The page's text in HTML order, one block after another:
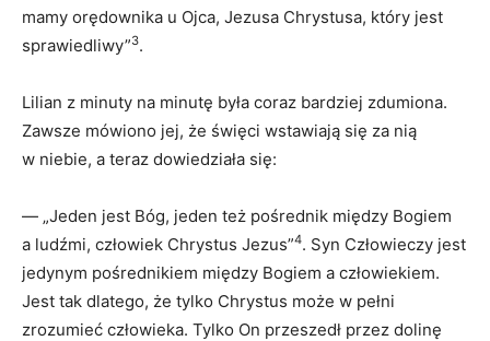
mamy orędownika u Ojca, Jezusa Chrystusa, który jest
sprawiedliwy”3.
Lilian z minuty na minutę była coraz bardziej zdumiona.
Zawsze mówiono jej, że święci wstawiają się za nią
w niebie, a teraz dowiedziała się:
— „Jeden jest Bóg, jeden też pośrednik między Bogiem
a ludźmi, człowiek Chrystus Jezus”4. Syn Człowieczy jest
jedynym pośrednikiem między Bogiem a człowiekiem.
Jest tak dlatego, że tylko Chrystus może w pełni
zrozumieć człowieka. Tylko On przeszedł przez dolinę